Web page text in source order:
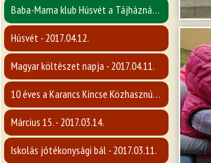
Baba-Mama klub Húsvét a Tájháznál - 2017.04.12.
Húsvét - 2017.04.12.
Magyar költészet napja - 2017.04.11.
10 éves a Karancs Kincse Közhasznú Egyesület - 2017.04.07.
Március 15. - 2017.03.14.
Iskolás jótékonysági bál - 2017.03.11.